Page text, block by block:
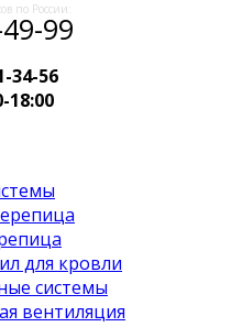
по России:
99
34-56
18:00
для кровли
системы
вентиляция